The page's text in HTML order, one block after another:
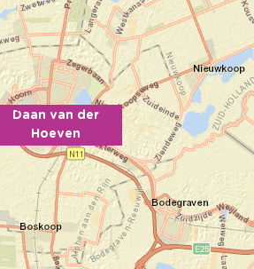
Daan van der
Hoeven